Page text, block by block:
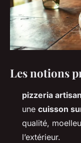
Les notions
pizzeria
une cuisson
qualité,
l’extérieur.